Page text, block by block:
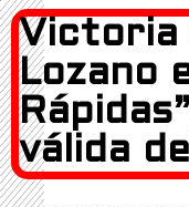
Victoria
Lozano
válida